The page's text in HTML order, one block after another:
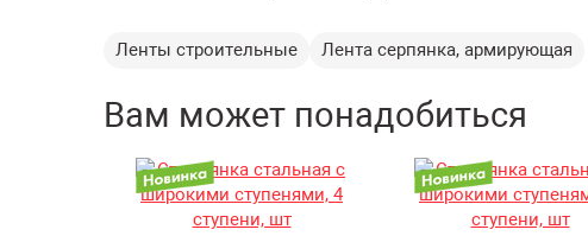
Ленты строительные Лента серпянка, армирующая
Вам может понадобиться